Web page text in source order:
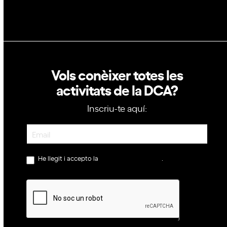
Vols conèixer totes les
activitats de la DCA?
Inscriu-te aquí:
Newsletter
He llegit i accepto la